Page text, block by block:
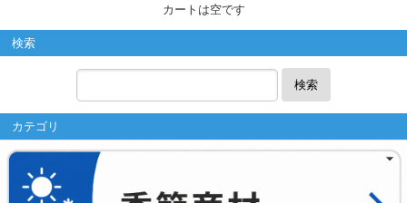
カートは空です
検索
検索
カテゴリ